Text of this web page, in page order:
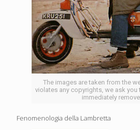
The images are taken from the
violates any copyrights, we ask you
immediately
Fenomenologia della Lambretta